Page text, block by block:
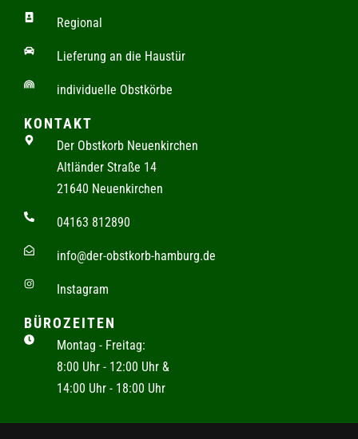
Regional
Lieferung an die Haustür
individuelle Obstkörbe
KONTAKT
Der Obstkorb Neuenkirchen
Altländer Straße 14
21640 Neuenkirchen
04163 812890
info@der-obstkorb-hamburg.de
Instagram
BÜROZEITEN
Montag - Freitag:
8:00 Uhr - 12:00 Uhr &
14:00 Uhr - 18:00 Uhr